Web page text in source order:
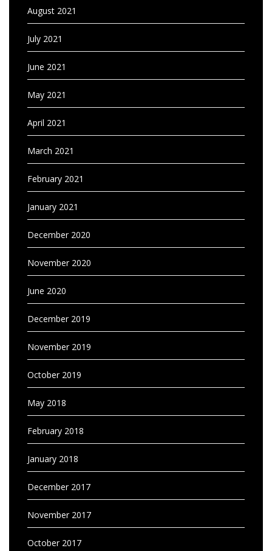
August 2021
July 2021
June 2021
May 2021
April 2021
March 2021
February 2021
January 2021
December 2020
November 2020
June 2020
December 2019
November 2019
October 2019
May 2018
February 2018
January 2018
December 2017
November 2017
October 2017